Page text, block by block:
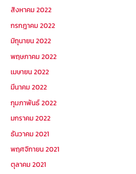
สิงหาคม 2022
กรกฎาคม 2022
มิถุนายน 2022
พฤษภาคม 2022
เมษายน 2022
มีนาคม 2022
กุมภาพันธ์ 2022
มกราคม 2022
ธันวาคม 2021
พฤศจิกายน 2021
ตุลาคม 2021